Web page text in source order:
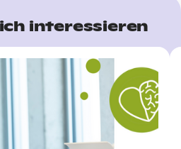
interessieren